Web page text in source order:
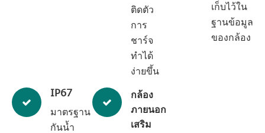
ติดตัว
การ
ชาร์จ
ทำได้
ง่ายขึ้น
เก็บไว้ใน
ฐานข้อมูล
ของกล้อง
IP67
มาตรฐาน
กันน้ำ
กล้อง
ภายนอก
เสริม